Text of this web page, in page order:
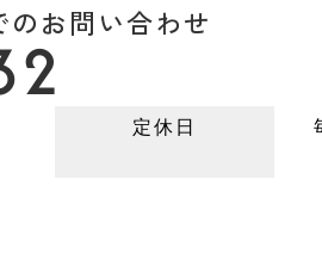
のお問い合わせ
定休日